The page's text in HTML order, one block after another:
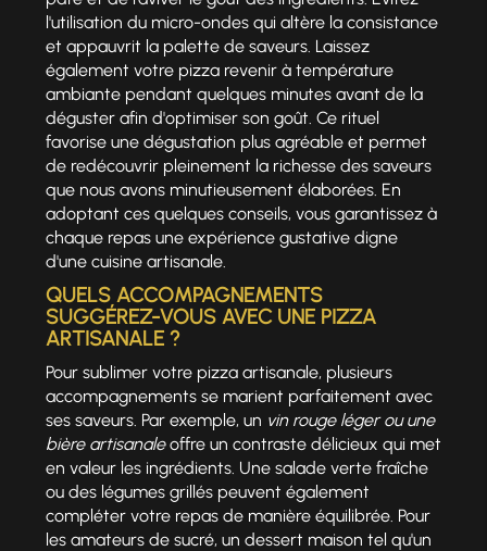
l'utilisation du micro-ondes qui altère la consistance
et appauvrit la palette de saveurs. Laissez
également votre pizza revenir à température
ambiante pendant quelques minutes avant de la
déguster afin d'optimiser son goût. Ce rituel
favorise une dégustation plus agréable et permet
de redécouvrir pleinement la richesse des saveurs
que nous avons minutieusement élaborées. En
adoptant ces quelques conseils, vous garantissez à
chaque repas une expérience gustative digne
d'une cuisine artisanale.
QUELS ACCOMPAGNEMENTS
SUGGÉREZ-VOUS AVEC UNE PIZZA
ARTISANALE ?
Pour sublimer votre pizza artisanale, plusieurs
accompagnements se marient parfaitement avec
ses saveurs. Par exemple, un vin rouge léger ou une
bière artisanaleoffre un contraste délicieux qui met
en valeur les ingrédients. Une salade verte fraîche
ou des légumes grillés peuvent également
compléter votre repas de manière équilibrée. Pour
les amateurs de sucré, un dessert maison tel qu'un